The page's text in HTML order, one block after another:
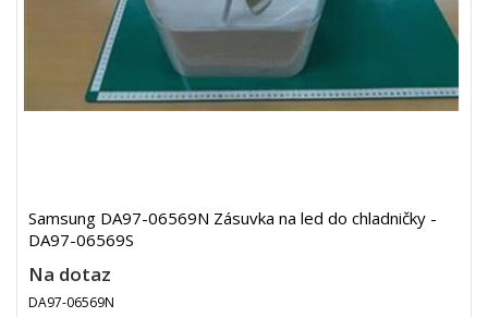
Samsung DA97-06569N Zásuvka na led do chladničky -
DA97-06569S
Na dotaz
DA97-06569N